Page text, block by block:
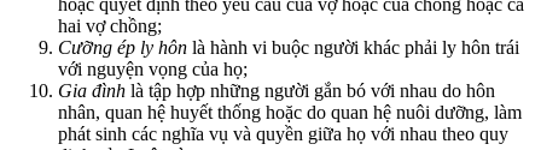
hoặc quyết định theo yêu cầu của vợ hoặc của chồng hoặc cả
hai vợ chồng;
Cưỡng ép ly hôn là hành vi buộc người khác phải ly hôn trái
với nguyện vọng của họ;
Gia đình là tập hợp những người gắn bó với nhau do hôn
nhân, quan hệ huyết thống hoặc do quan hệ nuôi dưỡng, làm
phát sinh các nghĩa vụ và quyền giữa họ với nhau theo quy